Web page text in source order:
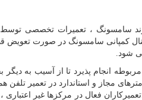
سامسونگ ، تعمیرات تخصصی
کمپانی سامسونگ در صورت
شود.
انجام پذیرد تا از آسیب به
مجاز و استاندارد در تعمیر
فعال در مرکزها غیر